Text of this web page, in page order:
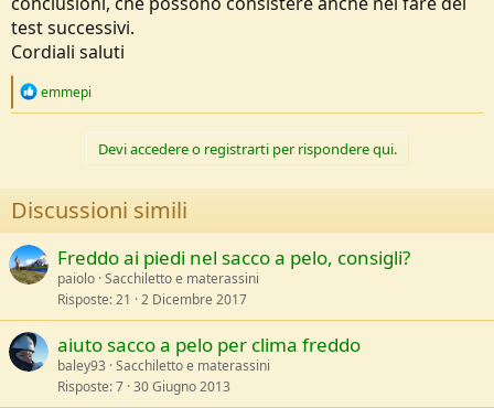
test successivi.
Cordiali saluti
R
n
s
:
emmepi
Devi accedere o registrarti per rispondere qui.
Discussioni simili
Freddo ai piedi nel sacco a pelo, consigli?
paiolo Sacchiletto e materassini
Risposte 21 2 Dicembre 2017
aiuto sacco a pelo per clima freddo
baley93 Sacchiletto e materassini
Risposte 7 30 Giugno 2013